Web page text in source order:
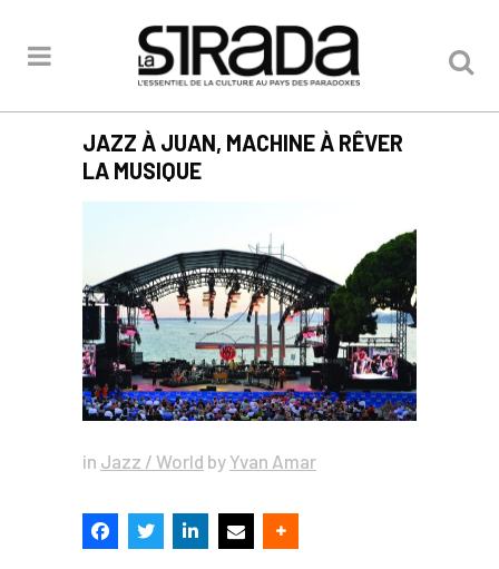
JAZZ À JUAN, MACHINE À RÊVER
LA MUSIQUE
in Jazz / World byYvan Amar